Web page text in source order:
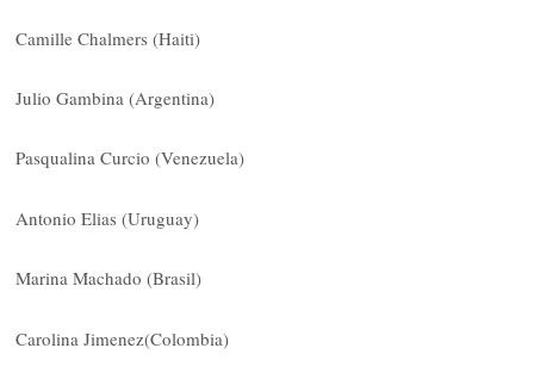
Camille Chalmers (Haiti)
Julio Gambina (Argentina)
Pasqualina Curcio (Venezuela)
Antonio Elias (Uruguay)
Marina Machado (Brasil)
Carolina Jimenez(Colombia)